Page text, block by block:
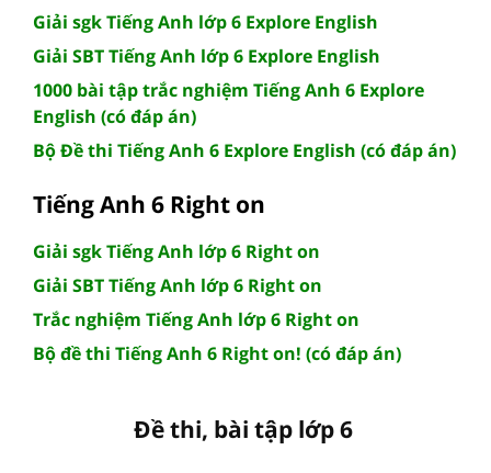
Giải sgk Tiếng Anh lớp 6 Explore English
Giải SBT Tiếng Anh lớp 6 Explore English
1000 bài tập trắc nghiệm Tiếng Anh 6 Explore
English (có đáp án)
Bộ Đề thi Tiếng Anh 6 Explore English (có đáp án)
Tiếng Anh 6 Right on
Giải sgk Tiếng Anh lớp 6 Right on
Giải SBT Tiếng Anh lớp 6 Right on
Trắc nghiệm Tiếng Anh lớp 6 Right on
Bộ đề thi Tiếng Anh 6 Right on! (có đáp án)
Đề thi, bài tập lớp 6